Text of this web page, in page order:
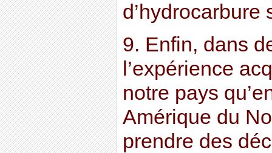
d’hydrocarbure
9. Enfin, dans
l’expérience
notre pays
Amérique du
prendre des